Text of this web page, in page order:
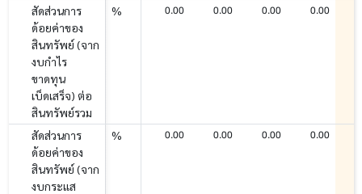
สัดส่วนการ
ด้อยค่าของ
สินทรัพย์ (จาก
งบกำไร
ขาดทุน
เบ็ดเสร็จ) ต่อ
สินทรัพย์รวม
% 0.00 0.00 0.00 0.00
สัดส่วนการ
ด้อยค่าของ
สินทรัพย์ (จาก
งบกระแส
% 0.00 0.00 0.00 0.00